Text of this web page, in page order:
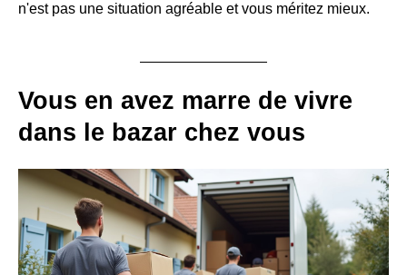
n'est pas une situation agréable et vous méritez mieux.
Vous en avez marre de vivre
dans le bazar chez vous